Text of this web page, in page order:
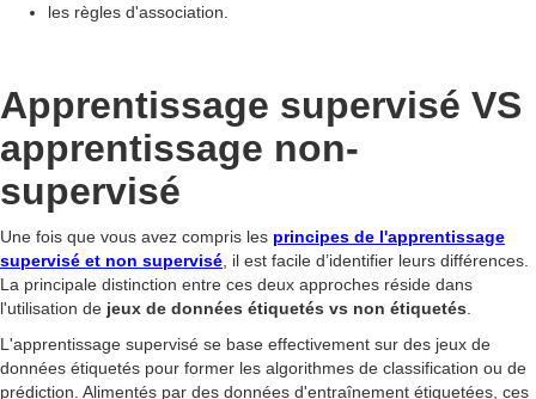
les règles d'association.
Apprentissage supervisé VS
apprentissage non-
supervisé
Une fois que vous avez compris les principes de l'apprentissage
supervisé et non supervisé , il est facile d’identifier leurs différences.
La principale distinction entre ces deux approches réside dans
l'utilisation de jeux de données étiquetés vs non étiquetés
L'apprentissage supervisé se base effectivement sur des jeux de
données étiquetés pour former les algorithmes de classification ou de
prédiction. Alimentés par des données d'entraînement étiquetées, ces